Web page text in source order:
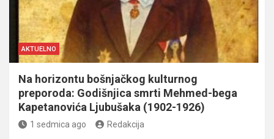
AKTUELNO
Na horizontu bošnjačkog kulturnog
preporoda: Godišnjica smrti Mehmed-bega
Kapetanovića Ljubušaka (1902-1926)
1 sedmica ago Redakcija